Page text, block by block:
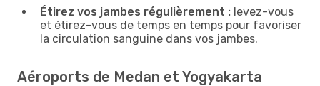
Étirez vos jambes régulièrement : levez-vous
et étirez-vous de temps en temps pour favoriser
la circulation sanguine dans vos jambes.
Aéroports de Medan et Yogyakarta